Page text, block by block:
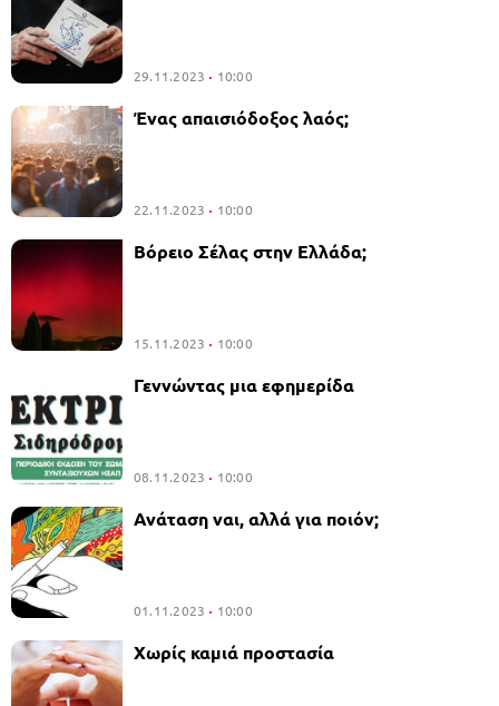
29.11.2023 10:00
Ένας απαισιόδοξος λαός;
22.11.2023 10:00
Βόρειο Σέλας στην Ελλάδα;
15.11.2023 10:00
Γεννώντας μια εφημερίδα
08.11.2023 10:00
Ανάταση ναι, αλλά για ποιόν;
01.11.2023 10:00
Χωρίς καμιά προστασία